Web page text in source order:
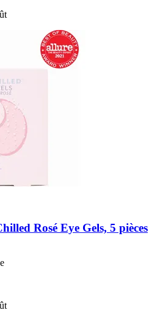
Rosé Eye Gels, 5 pièces